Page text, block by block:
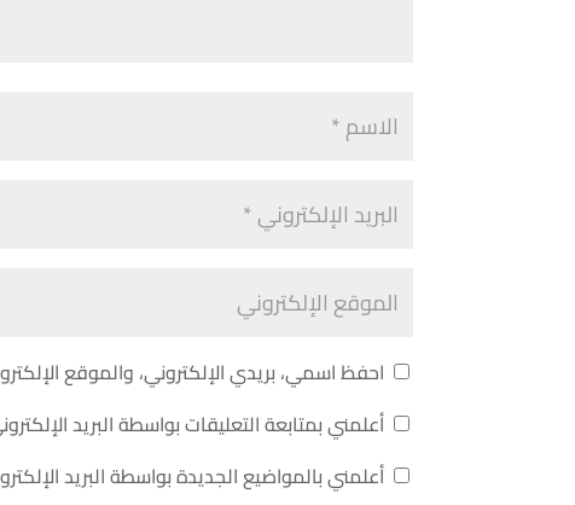
احفظ اسمي، بريدي الإلكتروني، والموقع
أعلمني بمتابعة التعليقات بواسطة البريد
أعلمني بالمواضيع الجديدة بواسطة البريد